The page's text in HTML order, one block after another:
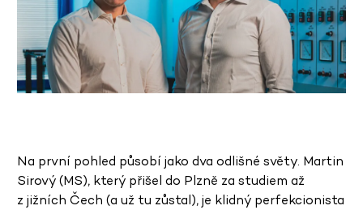
Na první pohled působí jako dva odlišné světy. Martin
Sirový (MS), který přišel do Plzně za studiem až
z jižních Čech (a už tu zůstal), je klidný perfekcionista